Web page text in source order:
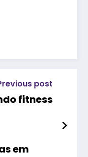
post
fitness
em